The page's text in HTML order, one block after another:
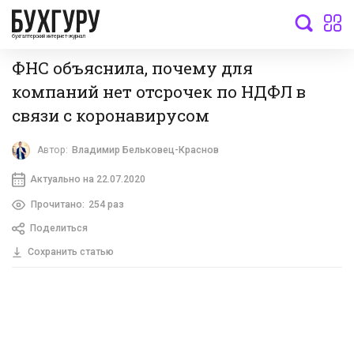
бухгалтерский интернет-журнал
ФНС объяснила, почему для
компаний нет отсрочек по НДФЛ в
связи с коронавирусом
Автор: Владимир Бельковец-Краснов
Актуально на 22.07.2020
Прочитано: 254 раз
Поделиться
Сохранить статью